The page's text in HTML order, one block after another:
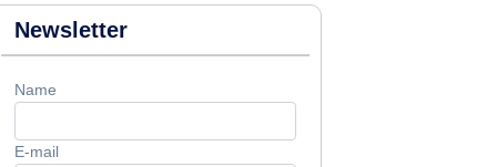
Newsletter
Name
E-mail